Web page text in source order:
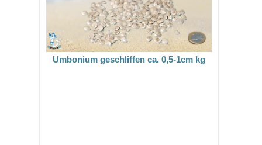
Umbonium geschliffen ca. 0,5-1cm kg